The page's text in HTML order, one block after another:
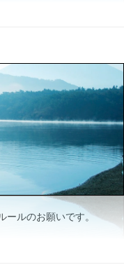
ールのお願いです。